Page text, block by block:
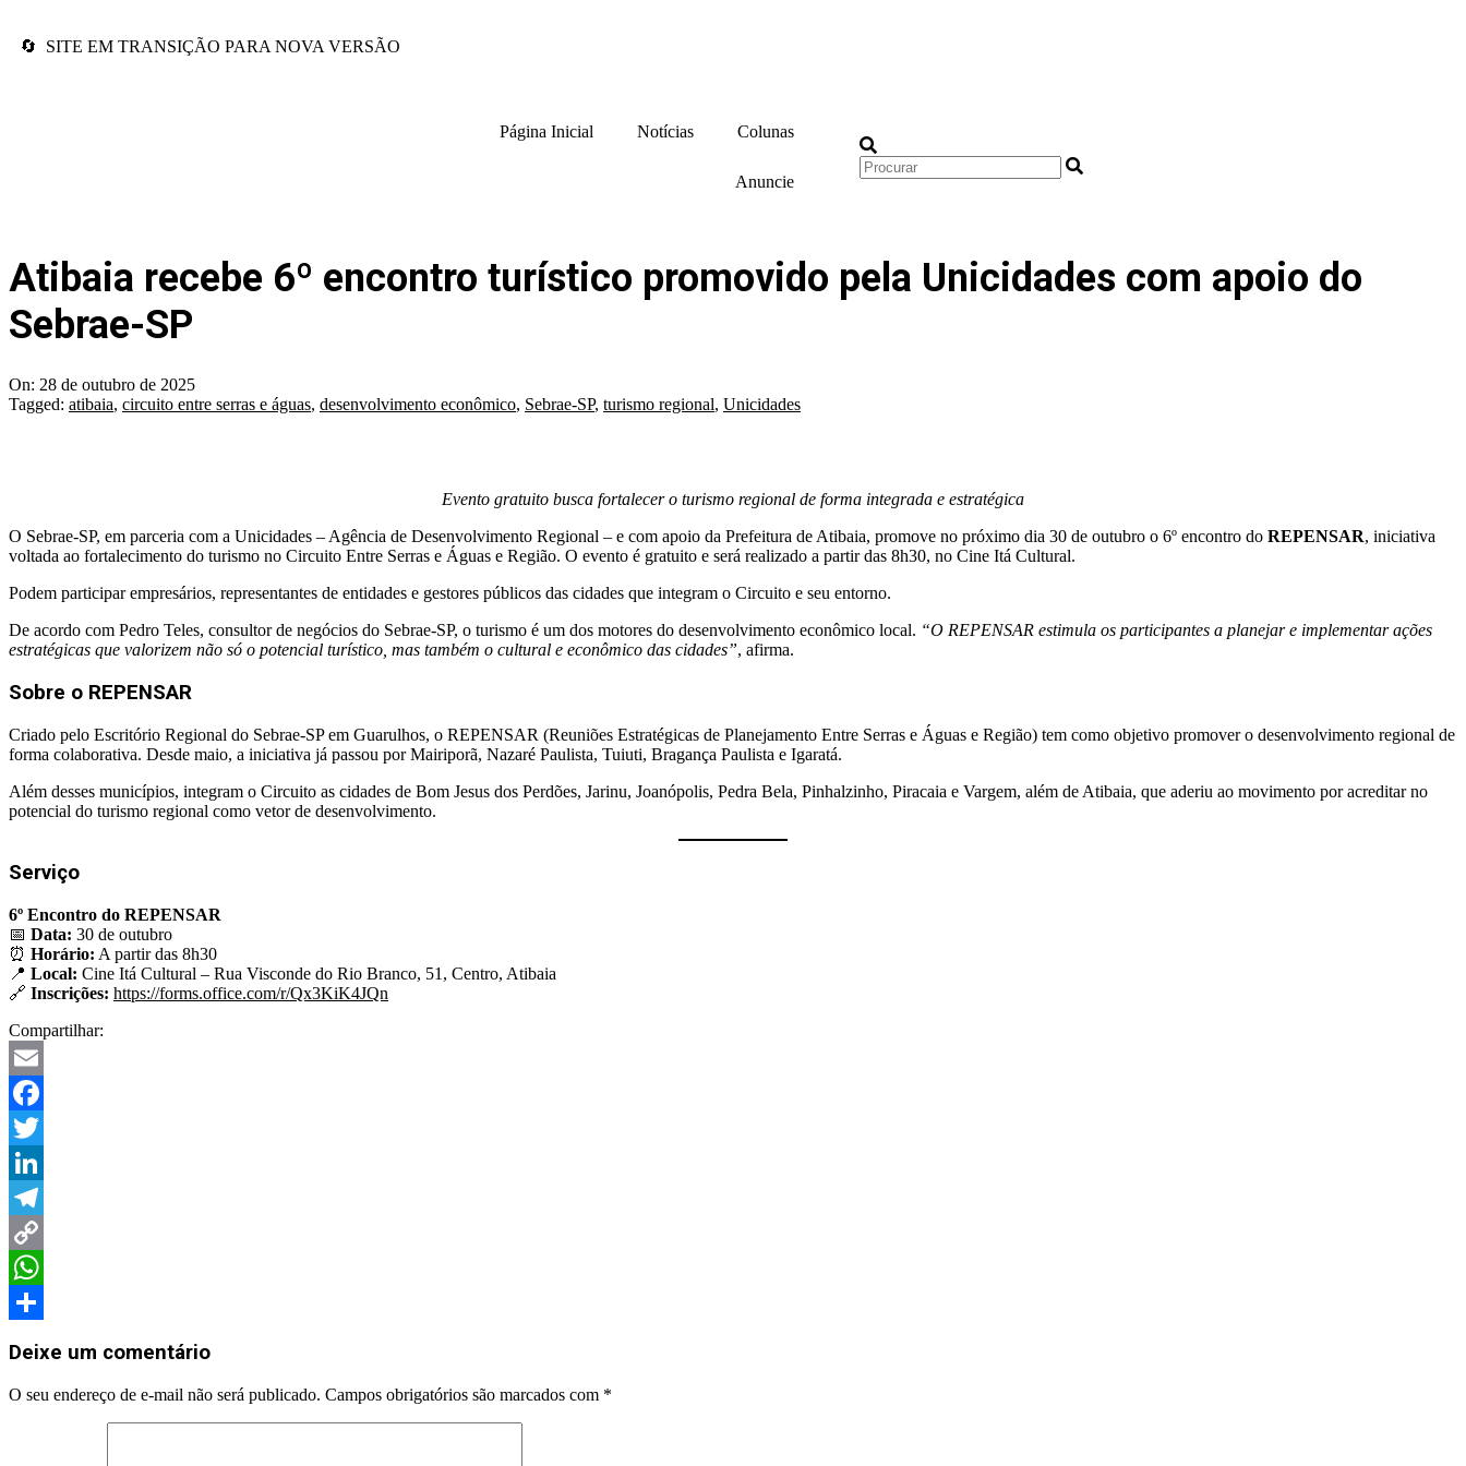
🔄 SITE EM TRANSIÇÃO PARA NOVA VERSÃO
Página Inicial Notícias Colunas
Anuncie
Atibaia recebe 6º encontro turístico promovido pela Unicidades com apoio do
Sebrae-SP
On: 28 de outubro de 2025
Tagged: atibaia, circuito entre serras e águas, desenvolvimento econômico, Sebrae-SP, turismo regional, Unicidades
Evento gratuito busca fortalecer o turismo regional de forma integrada e estratégica
O Sebrae-SP, em parceria com a Unicidades – Agência de Desenvolvimento Regional – e com apoio da Prefeitura de Atibaia, promove no próximo dia 30 de outubro o 6º encontro do REPENSAR, iniciativa
voltada ao fortalecimento do turismo no Circuito Entre Serras e Águas e Região. O evento é gratuito e será realizado a partir das 8h30, no Cine Itá Cultural.
Podem participar empresários, representantes de entidades e gestores públicos das cidades que integram o Circuito e seu entorno.
De acordo com Pedro Teles, consultor de negócios do Sebrae-SP, o turismo é um dos motores do desenvolvimento econômico local. “O REPENSAR estimula os participantes a planejar e implementar ações
estratégicas que valorizem não só o potencial turístico, mas também o cultural e econômico das cidades”, afirma.
Sobre o REPENSAR
Criado pelo Escritório Regional do Sebrae-SP em Guarulhos, o REPENSAR (Reuniões Estratégicas de Planejamento Entre Serras e Águas e Região) tem como objetivo promover o desenvolvimento regional de
forma colaborativa. Desde maio, a iniciativa já passou por Mairiporã, Nazaré Paulista, Tuiuti, Bragança Paulista e Igaratá.
Além desses municípios, integram o Circuito as cidades de Bom Jesus dos Perdões, Jarinu, Joanópolis, Pedra Bela, Pinhalzinho, Piracaia e Vargem, além de Atibaia, que aderiu ao movimento por acreditar no
potencial do turismo regional como vetor de desenvolvimento.
Serviço
6º Encontro do REPENSAR
📅 Data: 30 de outubro
⏰ Horário: A partir das 8h30
📍 Local: Cine Itá Cultural – Rua Visconde do Rio Branco, 51, Centro, Atibaia
🔗 Inscrições: https://forms.office.com/r/Qx3KiK4JQn
Compartilhar:
Email
Facebook
Twitter
LinkedIn
Telegram
Copy
Link
WhatsApp
Deixe um comentário
O seu endereço de e-mail não será publicado. Campos obrigatórios são marcados com *